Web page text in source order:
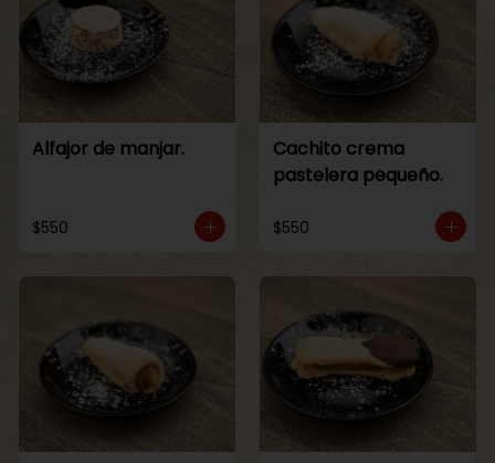
Alfajor de manjar.
$550
Cachito crema
pastelera pequeño.
$550